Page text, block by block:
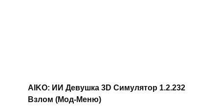
AIKO: ИИ Девушка 3D Симулятор 1.2.232
Взлом (Мод-Меню)